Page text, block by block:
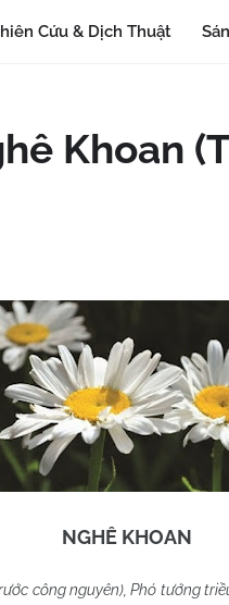
Cứu & Dịch Thuật
Khoan
NGHÊ KHOAN
công nguyên), Phó tướng